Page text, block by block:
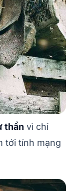
thần vì chỉ
tới tính mạng